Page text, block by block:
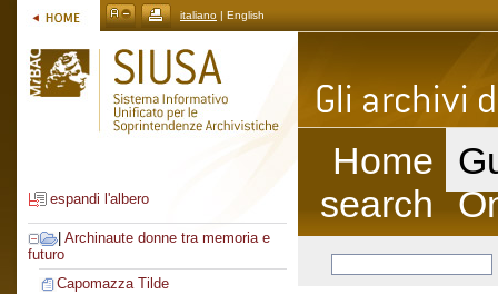
italiano | English
espandi l'albero
Archinaute donne tra memoria e
futuro
Capomazza Tilde
Home
search